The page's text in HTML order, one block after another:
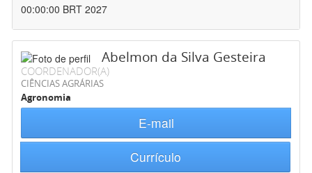
00:00:00 BRT 2027
Abelmon da Silva Gesteira
COORDENADOR(A)
CIÊNCIAS AGRÁRIAS
Agronomia
E-mail
Currículo